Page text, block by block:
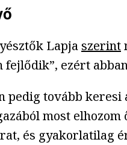
Lapjaszerint
ezért
pedig tovább
most
és gyakorlatilag